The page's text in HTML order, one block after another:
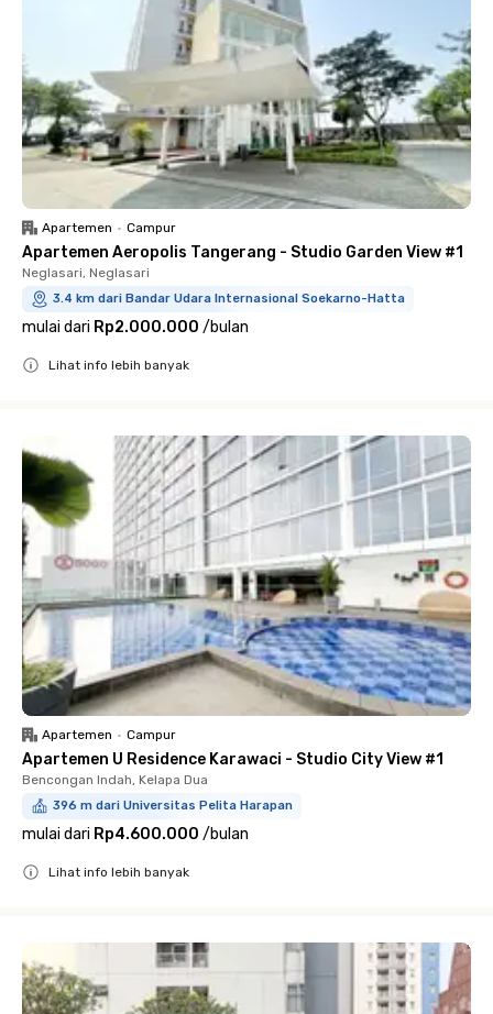
Apartemen • Campur
Apartemen Aeropolis Tangerang - Studio Garden View #1
Neglasari, Neglasari
3.4 km dari Bandar Udara Internasional Soekarno-Hatta
mulai dari Rp2.000.000 /bulan
Lihat info lebih banyak
Apartemen • Campur
Apartemen U Residence Karawaci - Studio City View #1
Bencongan Indah, Kelapa Dua
396 m dari Universitas Pelita Harapan
mulai dari Rp4.600.000 /bulan
Lihat info lebih banyak